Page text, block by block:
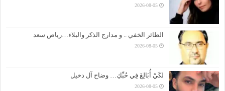
2026-08-05
الطائر الخفي .. و مدارج الذكر والبلاء…رياض سعد
2026-08-05
لكَيْ أُبَالِغَ فِي حُبِّكِ… وضاح آل دخيل
2026-08-05